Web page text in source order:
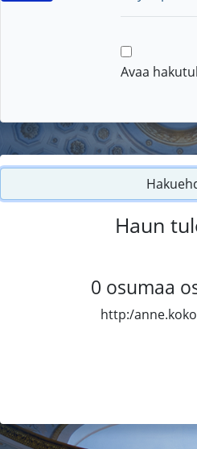
Avaa
Haun
0 osumaa
http:/